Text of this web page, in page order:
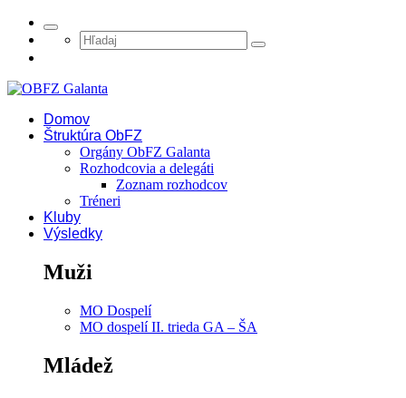
Domov
Štruktúra ObFZ
Orgány ObFZ Galanta
Rozhodcovia a delegáti
Zoznam rozhodcov
Tréneri
Kluby
Výsledky
Muži
MO Dospelí
MO dospelí II. trieda GA – ŠA
Mládež